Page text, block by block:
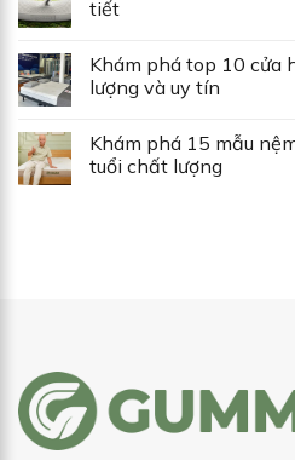
tiết
Khám phá top 10 cửa
lượng và uy tín
Khám phá 15 mẫu
tuổi chất lượng